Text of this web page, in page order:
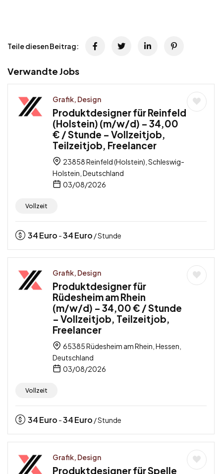
Teile diesen Beitrag:
Verwandte Jobs
Grafik, Design
Produktdesigner für Reinfeld
(Holstein) (m/w/d) – 34,00
€ / Stunde – Vollzeitjob,
Teilzeitjob, Freelancer
23858 Reinfeld (Holstein), Schleswig-
Holstein, Deutschland
03/08/2026
Vollzeit
34Euro -34Euro / Stunde
Grafik, Design
Produktdesigner für
Rüdesheim am Rhein
(m/w/d) – 34,00 € / Stunde
– Vollzeitjob, Teilzeitjob,
Freelancer
65385 Rüdesheim am Rhein, Hessen,
Deutschland
03/08/2026
Vollzeit
34Euro -34Euro / Stunde
Grafik, Design
Produktdesigner für Spelle